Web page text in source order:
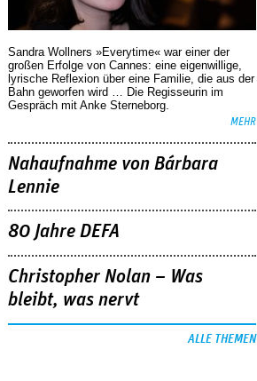
Sandra Wollners »Everytime« war einer der
großen Erfolge von Cannes: eine eigenwillige,
lyrische Reflexion über eine ­Familie, die aus der
Bahn geworfen wird … Die Regisseurin im
Gespräch mit Anke Sterneborg.
MEHR
Nahaufnahme von Bárbara
Lennie
80 Jahre DEFA
Christopher Nolan – Was
bleibt, was nervt
ALLE THEMEN